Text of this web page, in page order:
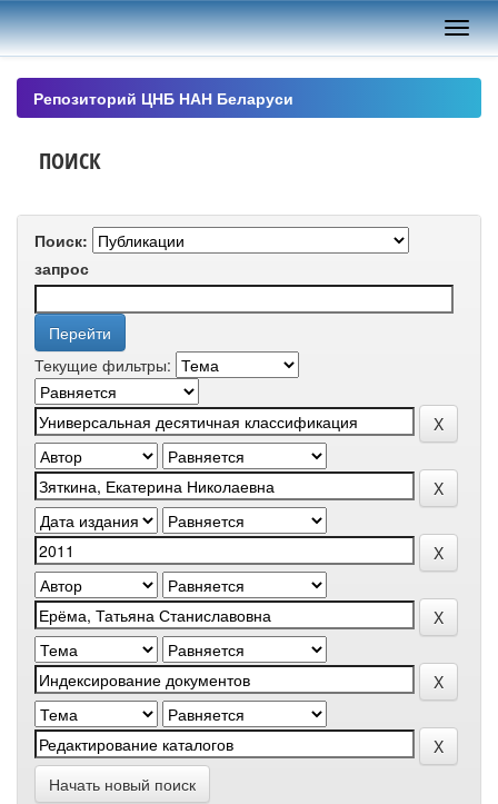
Skip
navigation
Репозиторий ЦНБ НАН Беларуси
ПОИСК
Поиск:
запрос
Текущие фильтры:
Начать новый поиск